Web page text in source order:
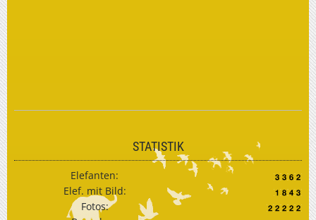
STATISTIK
Elefanten:
Elef. mit Bild:
Fotos: